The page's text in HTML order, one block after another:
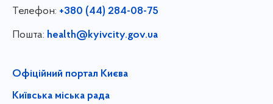
Телефон: +380 (44) 284-08-75
Пошта: health@kyivcity.gov.ua
Офіційний портал Києва
Київська міська рада